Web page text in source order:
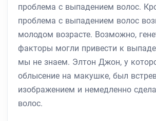
проблема с выпадением волос.
проблема с выпадением волос
молодом возрасте. Возможно,
факторы могли привести к
мы не знаем. Элтон Джон, у
облысение на макушке, был
изображением и немедленно
волос.